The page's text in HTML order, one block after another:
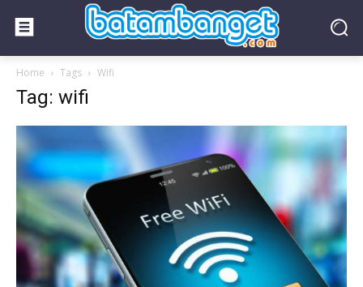
Home Tags Wifi
Tag: wifi